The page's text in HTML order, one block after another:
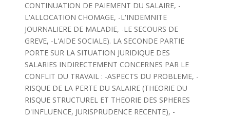
CONTINUATION DE PAIEMENT DU SALAIRE, -
L'ALLOCATION CHOMAGE, -L'INDEMNITE
JOURNALIERE DE MALADIE, -LE SECOURS DE
GREVE, -L'AIDE SOCIALE). LA SECONDE PARTIE
PORTE SUR LA SITUATION JURIDIQUE DES
SALARIES INDIRECTEMENT CONCERNES PAR LE
CONFLIT DU TRAVAIL : -ASPECTS DU PROBLEME, -
RISQUE DE LA PERTE DU SALAIRE (THEORIE DU
RISQUE STRUCTUREL ET THEORIE DES SPHERES
D'INFLUENCE, JURISPRUDENCE RECENTE), -